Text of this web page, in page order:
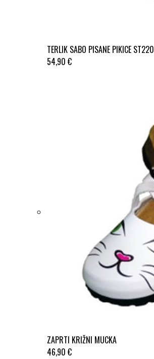
TERLIK SABO PISANE PIKICE ST220
54,90 €
ZAPRTI KRIŽNI MUCKA
46,90 €